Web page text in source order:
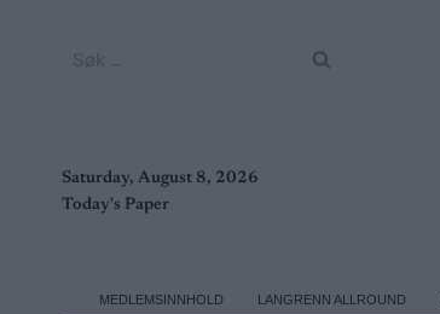
Saturday, August 8, 2026
Today's Paper
MEDLEMSINNHOLD LANGRENN ALLROUND